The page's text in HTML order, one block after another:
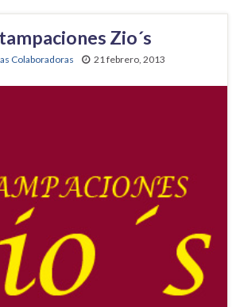
Zio´s
Colaboradoras 21 febrero, 2013